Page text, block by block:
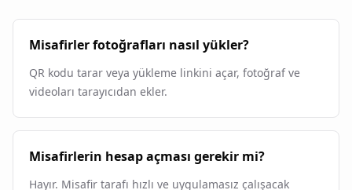
Misafirler fotoğrafları nasıl yükler?
QR kodu tarar veya yükleme linkini açar, fotoğraf ve
videoları tarayıcıdan ekler.
Misafirlerin hesap açması gerekir mi?
Hayır. Misafir tarafı hızlı ve uygulamasız çalışacak